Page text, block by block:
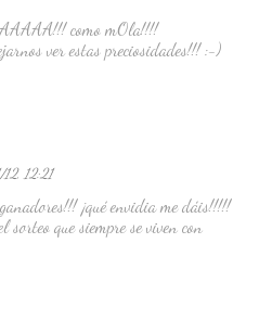
como mOla!!!!
ver estas preciosidades!!! :-)
12, 12:21
¡qué envidia me dáis!!!!!
que siempre se viven con